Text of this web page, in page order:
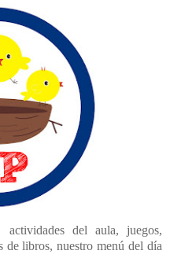
actividades del aula, juegos,
de libros, nuestro menú del día